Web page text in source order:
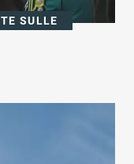
SULLE